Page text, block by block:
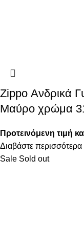
Zippo Ανδρικά
Μαύρο χρώμα
Προτεινόμενη τιμή
Διαβάστε περισσότερα
Sale Sold out